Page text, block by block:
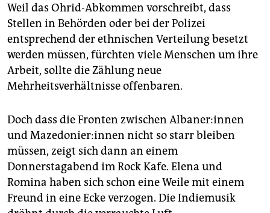
Weil das Ohrid-Abkommen vorschreibt, dass
Stellen in Behörden oder bei der Polizei
entsprechend der ethnischen Verteilung besetzt
werden müssen, fürchten viele Menschen um ihre
Arbeit, sollte die Zählung neue
Mehrheitsverhältnisse offenbaren.
Doch dass die Fronten zwischen Al­ba­ne­r:in­nen
und Ma­ze­do­nie­r:in­nen nicht so starr bleiben
müssen, zeigt sich dann an einem
Donnerstagabend im Rock Kafe. Elena und
Romina haben sich schon eine Weile mit einem
Freund in eine Ecke verzogen. Die Indiemusik